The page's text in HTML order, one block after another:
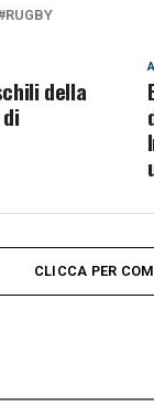
RUGBY
della
CLICCA PER